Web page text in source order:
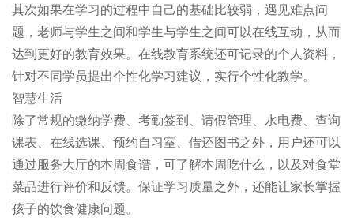
其次如果在学习的过程中自己的基础比较弱，遇见难点问
题，老师与学生之间和学生与学生之间可以在线互动，从而
达到更好的教育效果。在线教育系统还可记录的个人资料，
针对不同学员提出个性化学习建议，实行个性化教学。
智慧生活
除了常规的缴纳学费、考勤签到、请假管理、水电费、查询
课表、在线选课、预约自习室、借还图书之外，用户还可以
通过服务大厅的本周食谱，可了解本周吃什么，以及对食堂
菜品进行评价和反馈。保证学习质量之外，还能让家长掌握
孩子的饮食健康问题。